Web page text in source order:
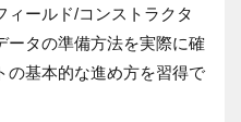
ィールド/コンストラクタ
ータの準備方法を実際に確
の基本的な進め方を習得で